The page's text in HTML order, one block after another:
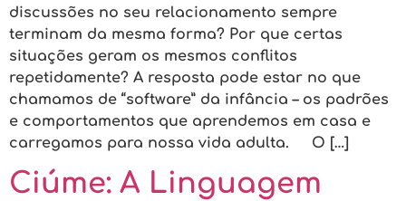
discussões no seu relacionamento sempre
terminam da mesma forma? Por que certas
situações geram os mesmos conflitos
repetidamente? A resposta pode estar no que
chamamos de “software” da infância – os padrões
e comportamentos que aprendemos em casa e
carregamos para nossa vida adulta. O […]
Ciúme: A Linguagem